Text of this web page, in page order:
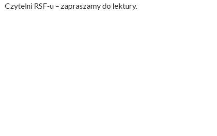
Czytelni RSF-u – zapraszamy do lektury.